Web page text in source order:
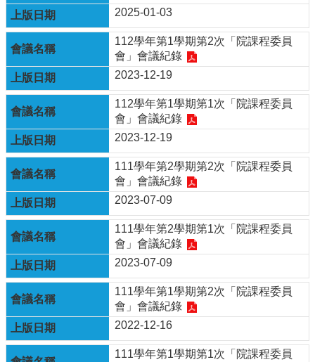
本
院
介
紹
系
所
學
程
單
位
本
院
法
條
常
用
表
格
會
議
記
2025-01-03
112學年第1學期第2次「院課程委員
會」會議紀錄
2023-12-19
112學年第1學期第1次「院課程委員
會」會議紀錄
2023-12-19
111學年第2學期第2次「院課程委員
會」會議紀錄
2023-07-09
111學年第2學期第1次「院課程委員
會」會議紀錄
2023-07-09
111學年第1學期第2次「院課程委員
會」會議紀錄
2022-12-16
111學年第1學期第1次「院課程委員